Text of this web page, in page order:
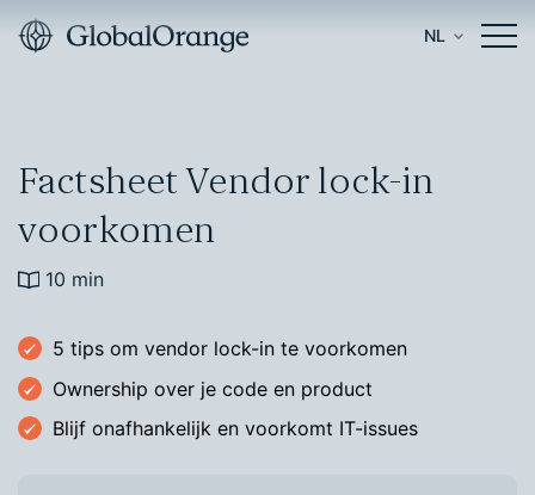
NL
Factsheet Vendor lock-in
voorkomen
10 min
5 tips om vendor lock-in te voorkomen
Ownership over je code en product
Blijf onafhankelijk en voorkomt IT-issues